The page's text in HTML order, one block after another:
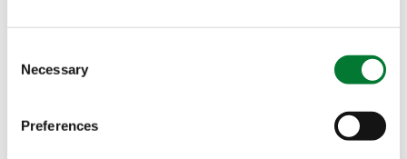
Selection
Necessary
Preferences
叶面喷施，种植者可将P4P
4-Good喷洒在马铃薯叶片